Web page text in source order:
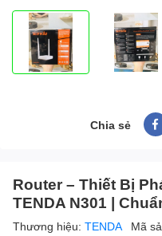
Chia sẻ
Router – Thiết Bị
TENDA N301 |
Thương hiệu: TENDA Mã